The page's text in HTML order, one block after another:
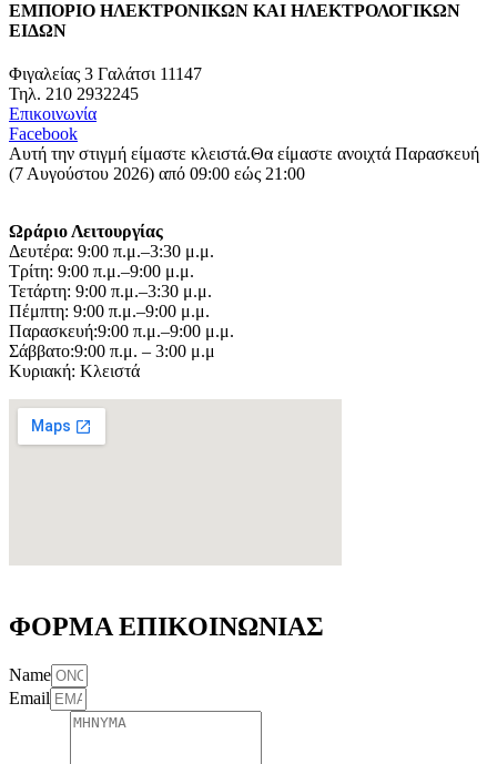
ΕΜΠΟΡΙΟ ΗΛΕΚΤΡΟΝΙΚΩΝ ΚΑΙ ΗΛΕΚΤΡΟΛΟΓΙΚΩΝ
ΕΙΔΩΝ
Φιγαλείας 3 Γαλάτσι 11147
Τηλ. 210 2932245
Επικοινωνία
Facebook
Αυτή την στιγμή είμαστε κλειστά.Θα είμαστε ανοιχτά Παρασκευή
(7 Αυγούστου 2026) από 09:00 εώς 21:00
Ωράριο Λειτουργίας
Δευτέρα: 9:00 π.μ.–3:30 μ.μ.
Τρίτη: 9:00 π.μ.–9:00 μ.μ.
Τετάρτη: 9:00 π.μ.–3:30 μ.μ.
Πέμπτη: 9:00 π.μ.–9:00 μ.μ.
Παρασκευή:9:00 π.μ.–9:00 μ.μ.
Σάββατο:9:00 π.μ. – 3:00 μ.μ
Κυριακή: Κλειστά
ΦΟΡΜΑ ΕΠΙΚΟΙΝΩΝΙΑΣ
Name
Email